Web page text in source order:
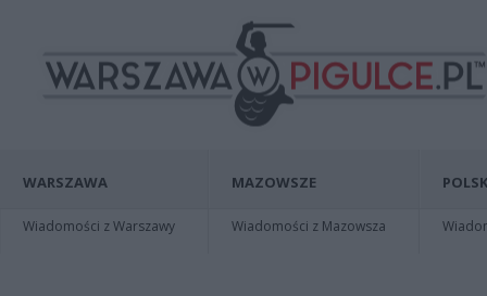
WARSZAWA
Wiadomości z Warszawy
MAZOWSZE
Wiadomości z Mazowsza